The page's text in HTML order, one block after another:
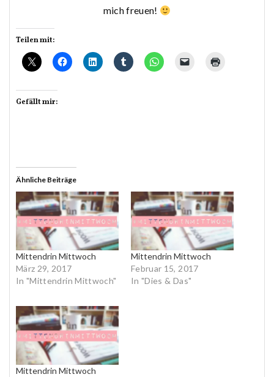
mich freuen!
Teilen mit:
Gefällt mir:
Ähnliche Beiträge
Mittendrin Mittwoch
März 29, 2017
In "Mittendrin Mittwoch"
Mittendrin Mittwoch
Februar 15, 2017
In "Dies & Das"
Mittendrin Mittwoch